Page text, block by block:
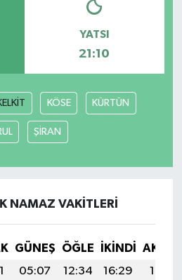
YATSI
21:10
KÖSE KÜRTÜN
ŞİRAN
NAMAZ VAKITLERI
GÜNEŞ ÖĞLE İKINDI
05:07 12:34 16:29
19:51